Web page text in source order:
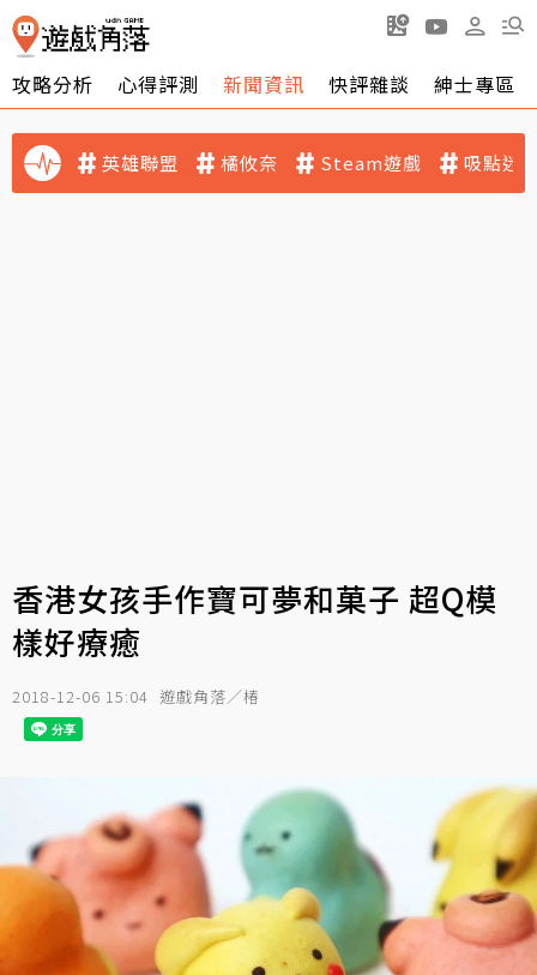
攻略分析 心得評測 新聞資訊 快評雜談 紳士專區
英雄聯盟 橘攸奈 Steam遊戲 吸點迷
香港女孩手作寶可夢和菓子 超Q模
樣好療癒
2018-12-06 15:04 遊戲角落／椿